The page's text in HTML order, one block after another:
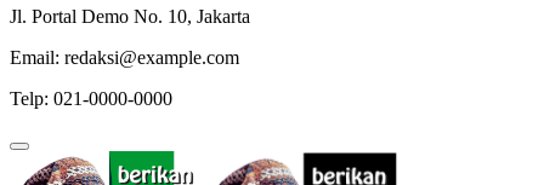
Jl. Portal Demo No. 10, Jakarta
Email: redaksi@example.com
Telp: 021-0000-0000